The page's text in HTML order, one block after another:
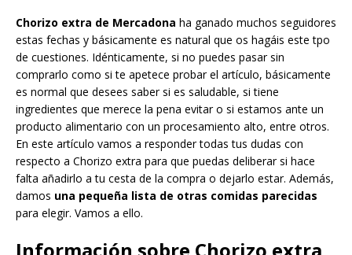
Chorizo extra de Mercadona ha ganado muchos seguidores
estas fechas y básicamente es natural que os hagáis este tpo
de cuestiones. Idénticamente, si no puedes pasar sin
comprarlo como si te apetece probar el artículo, básicamente
es normal que desees saber si es saludable, si tiene
ingredientes que merece la pena evitar o si estamos ante un
producto alimentario con un procesamiento alto, entre otros.
En este artículo vamos a responder todas tus dudas con
respecto a Chorizo extra para que puedas deliberar si hace
falta añadirlo a tu cesta de la compra o dejarlo estar. Además,
damos una pequeña lista de otras comidas parecidas
para elegir. Vamos a ello.